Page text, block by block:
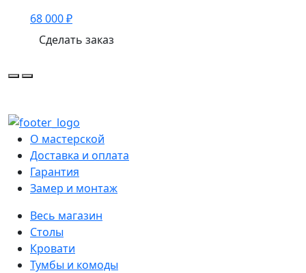
68 000 ₽
Сделать заказ
О мастерской
Доставка и оплата
Гарантия
Замер и монтаж
Весь магазин
Столы
Кровати
Тумбы и комоды